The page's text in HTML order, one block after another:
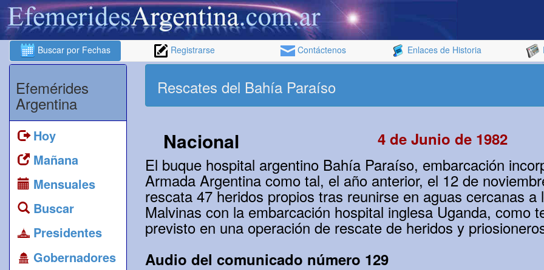
Buscar por Fechas Registrarse Contáctenos Enlaces de Historia
Efemérides
Argentina
Hoy
Mañana
Mensuales
Buscar
Presidentes
Gobernadores
Rescates del Bahía Paraíso
Nacional 4 de Junio de 1982
El buque hospital argentino Bahía Paraíso, embarcación
Armada Argentina como tal, el año anterior, el 12 de
rescata 47 heridos propios tras reunirse en aguas cercanas a
Malvinas con la embarcación hospital inglesa Uganda, como
previsto en una operación de rescate de heridos y
Audio del comunicado número 129